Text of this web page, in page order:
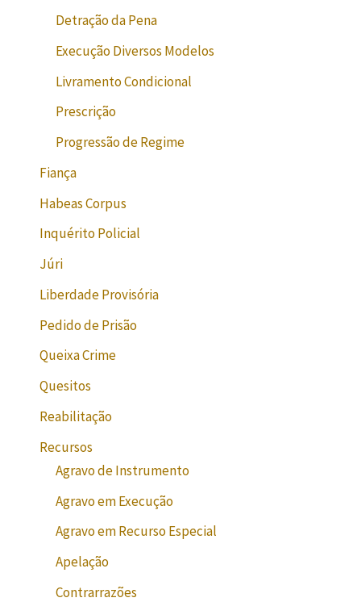
Detração da Pena
Execução Diversos Modelos
Livramento Condicional
Prescrição
Progressão de Regime
Fiança
Habeas Corpus
Inquérito Policial
Júri
Liberdade Provisória
Pedido de Prisão
Queixa Crime
Quesitos
Reabilitação
Recursos
Agravo de Instrumento
Agravo em Execução
Agravo em Recurso Especial
Apelação
Contrarrazões